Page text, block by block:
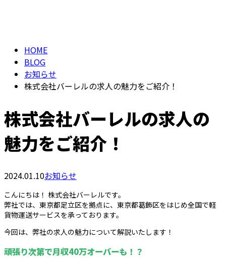
HOME
BLOG
お知らせ
株式会社バーレルの求人の魅力をご紹介！
株式会社バーレルの求人の
魅力をご紹介！
2024.01.10お知らせ
こんにちは！ 株式会社バーレルです。
弊社では、東京都足立区を拠点に、東京都葛飾区をはじめ全国で軽
貨物運送サービスを承っております。
今回は、弊社の求人の魅力について解説いたします！
頑張り次第で月収40万オーバーも！？